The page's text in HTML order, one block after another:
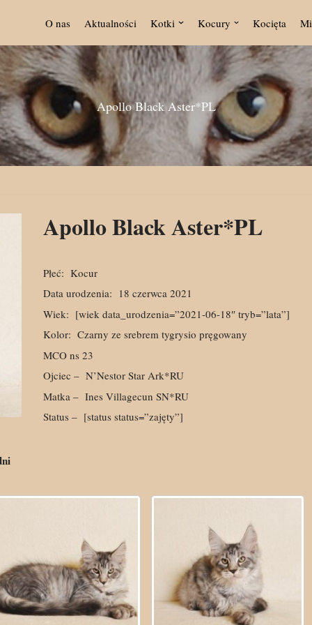
O nas Aktualności Kotki Kocury Kocięta
Apollo Black Aster*PL
Apollo Black Aster*PL
Płeć: Kocur
Data urodzenia: 18 czerwca 2021
Wiek: [wiek data_urodzenia=”2021-06-18″ tryb=”lata”]
Kolor: Czarny ze srebrem tygrysio pręgowany
MCO ns 23
Ojciec – N’Nestor Star Ark*RU
Matka – Ines Villagecun SN*RU
Status – [status status=”zajęty”]